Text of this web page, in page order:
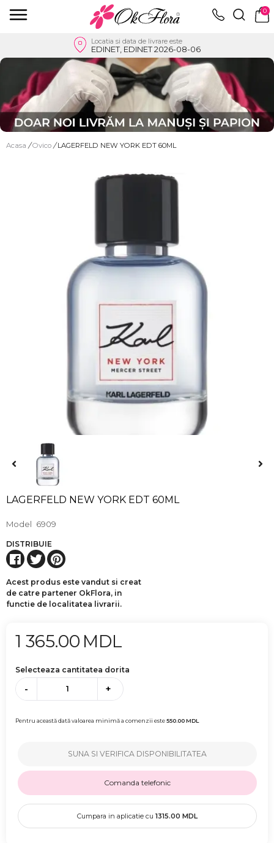
0
Locatia si data de livrare este
EDINET, EDINET 2026-08-06
Acasa / Ovico / LAGERFELD NEW YORK EDT 60ML
LAGERFELD NEW YORK EDT 60ML
Model 6909
DISTRIBUIE
Acest produs este vandut si creat
de catre partener OkFlora, in
functie de localitatea livrarii.
1 365.00 MDL
Selecteaza cantitatea dorita
- +
Pentru această dată valoarea minimă a comenzii este550.00MDL
SUNA SI VERIFICA DISPONIBILITATEA
Comanda telefonic
Cumpara in aplicatie cu 1315.00 MDL